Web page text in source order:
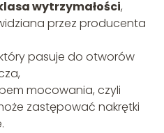
wytrzymałości,
przez producenta
pasuje do otworów
mocowania, czyli
zastępować nakrętki